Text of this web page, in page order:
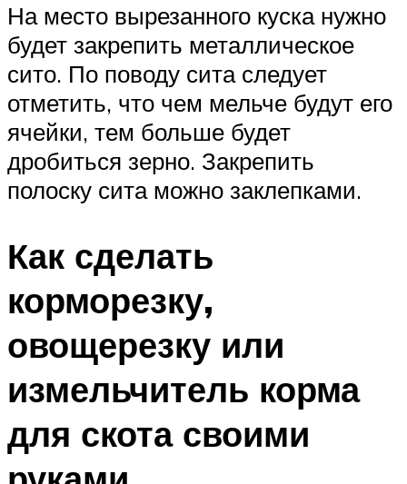
На место вырезанного куска нужно
будет закрепить металлическое
сито. По поводу сита следует
отметить, что чем мельче будут его
ячейки, тем больше будет
дробиться зерно. Закрепить
полоску сита можно заклепками.
Как сделать
корморезку,
овощерезку или
измельчитель корма
для скота своими